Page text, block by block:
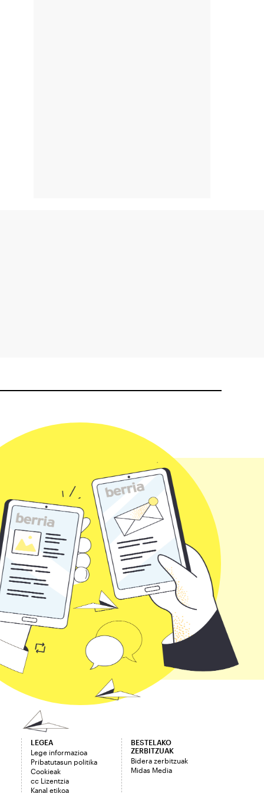
LEGEA
Lege informazioa
Pribatutasun politika
Cookieak
cc Lizentzia
Kanal etikoa
BESTELAKO
ZERBITZUAK
Bidera zerbitzuak
Midas Media